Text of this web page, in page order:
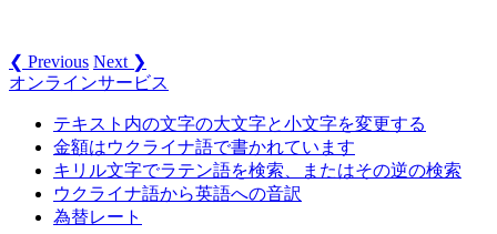
❮ Previous Next ❯
オンラインサービス
テキスト内の文字の大文字と小文字を変更する
金額はウクライナ語で書かれています
キリル文字でラテン語を検索、またはその逆の検索
ウクライナ語から英語への音訳
為替レート